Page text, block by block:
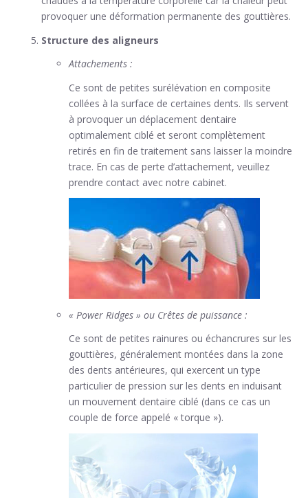
provoquer une déformation permanente des gouttières.
Structure des aligneurs
Attachements :
Ce sont de petites surélévation en composite
collées à la surface de certaines dents. Ils servent
à provoquer un déplacement dentaire
optimalement ciblé et seront complètement
retirés en fin de traitement sans laisser la moindre
trace. En cas de perte d’attachement, veuillez
prendre contact avec notre cabinet.
« Power Ridges » ou Crêtes de puissance :
Ce sont de petites rainures ou échancrures sur les
gouttières, généralement montées dans la zone
des dents antérieures, qui exercent un type
particulier de pression sur les dents en induisant
un mouvement dentaire ciblé (dans ce cas un
couple de force appelé « torque »).